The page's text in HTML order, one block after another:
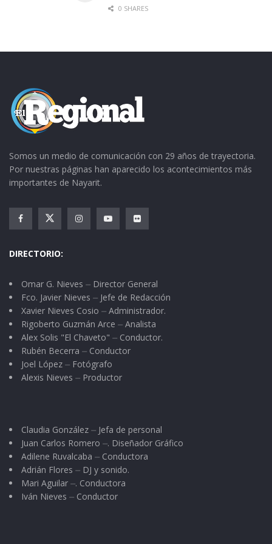
0 SHARES
Somos un medio de comunicación con 29 años de trayectoria.
Por nuestras páginas han aparecido los acontecimientos más
importantes de Nayarit.
DIRECTORIO:
Omar G. Nieves ⏤ Director General
Fco. Javier Nieves ⏤ Jefe de Redacción
Xavier Nieves Cosio ⏤ Administrador.
Rigoberto Guzmán Arce ⏤ Analista
Alex Solis "El Chaveto" ⏤ Conductor.
Rubén Becerra ⏤ Conductor
Joel López ⏤ Fotógrafo
Alexis Nieves ⏤ Productor
Claudia González ⏤ Jefa de personal
Juan Carlos Romero ⏤. Diseñador Gráfico
Adilene Ruvalcaba ⏤ Conductora
Adrián Flores ⏤ DJ y sonido.
Mari Aguilar ⏤. Conductora
Iván Nieves ⏤ Conductor